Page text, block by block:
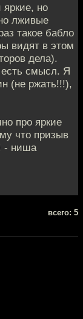
но
лживые
такое бабло
видят в этом
дела).
есть смысл. Я
(не ржать!!!),
про яркие
что призыв
- ниша
всего: 5